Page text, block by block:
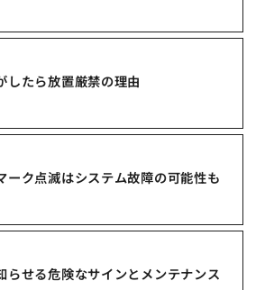
したら放置厳禁の理由
ーク点滅はシステム故障の可能性も
らせる危険なサインとメンテナンス